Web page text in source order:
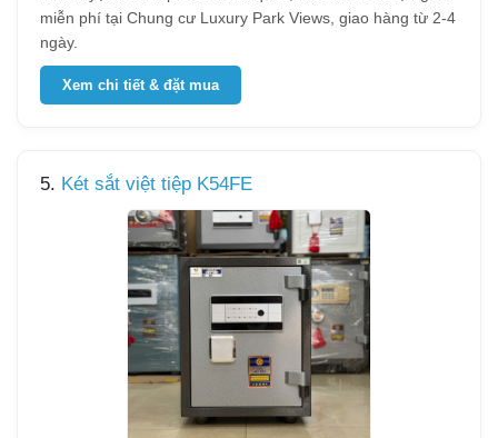
miễn phí tại Chung cư Luxury Park Views, giao hàng từ 2-4
ngày.
Xem chi tiết & đặt mua
5. Két sắt việt tiệp K54FE